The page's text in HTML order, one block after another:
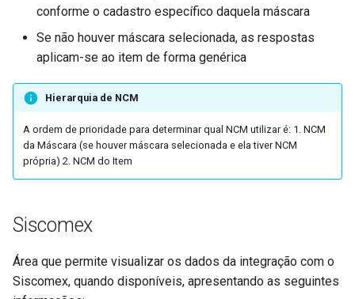
Parâmetros de Integração
com Palm's (FUTL0125
PALM)
Comercial (FUTL0125
a Nota e o Pedido
(FUTL0125 PDVA PDVA)
conforme o cadastro específico daquela máscara
Se não houver máscara selecionada, as respostas
aplicam-se ao item de forma genérica
Hierarquia de NCM
A ordem de prioridade para determinar qual NCM utilizar é: 1. NCM
da Máscara (se houver máscara selecionada e ela tiver NCM
própria) 2. NCM do Item
Siscomex
Área que permite visualizar os dados da integração com o
Siscomex, quando disponíveis, apresentando as seguintes